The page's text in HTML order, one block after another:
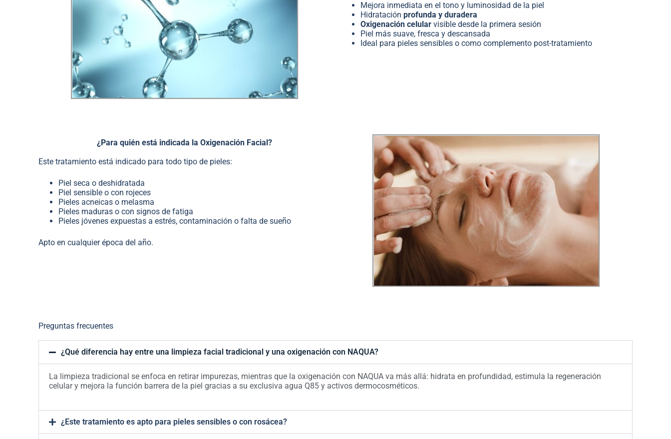
Mejora inmediata en el tono y luminosidad de la piel
Hidratación profunda y duradera
Oxigenación celular visible desde la primera sesión
Piel más suave, fresca y descansada
Ideal para pieles sensibles o como complemento post-tratamiento
¿Para quién está indicada la Oxigenación Facial?
Este tratamiento está indicado para todo tipo de pieles:
Piel seca o deshidratada
Piel sensible o con rojeces
Pieles acneicas o melasma
Pieles maduras o con signos de fatiga
Pieles jóvenes expuestas a estrés, contaminación o falta de sueño
Apto en cualquier época del año.
Preguntas frecuentes
¿Qué diferencia hay entre una limpieza facial tradicional y una oxigenación con NAQUA?
La limpieza tradicional se enfoca en retirar impurezas, mientras que la oxigenación con NAQUA va más allá: hidrata en profundidad, estimula la regeneración
celular y mejora la función barrera de la piel gracias a su exclusiva agua Q85 y activos dermocosméticos.
¿Este tratamiento es apto para pieles sensibles o con rosácea?